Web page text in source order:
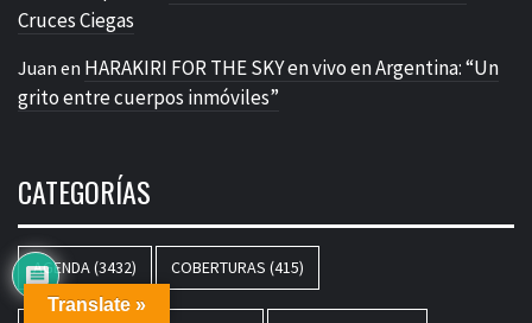
Cruces Ciegas
Juan en HARAKIRI FOR THE SKY en vivo en Argentina: “Un
grito entre cuerpos inmóviles”
CATEGORÍAS
AGENDA(3432) COBERTURAS (415)
Translate »